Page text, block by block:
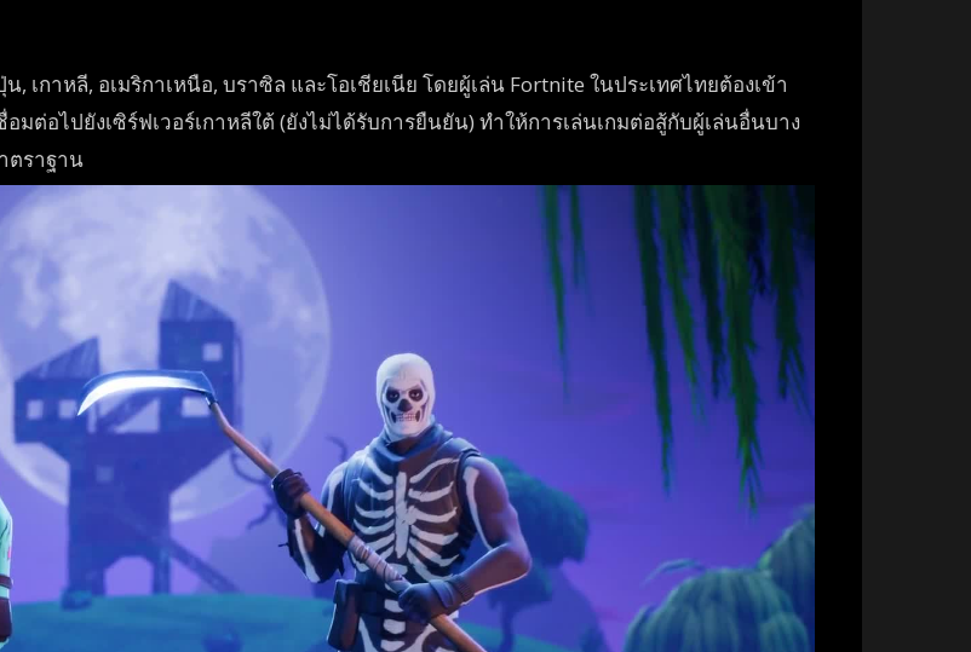
กาหลี, อเมริกาเหนือ, บราซิล และโอเชียเนีย โดยผู้เล่น Fortnite ในประเทศไทยต้องเข้า
มต่อไปยังเซิร์ฟเวอร์เกาหลีใต้ (ยังไม่ได้รับการยืนยัน) ทำให้การเล่นเกมต่อสู้กับผู้เล่นอื่นบาง
ตราฐาน